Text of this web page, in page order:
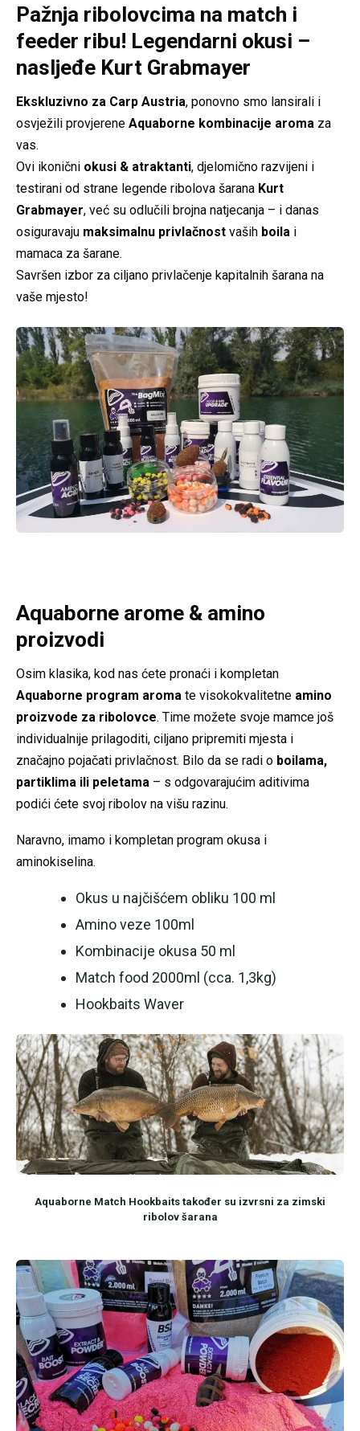
Pažnja ribolovcima na match i
feeder ribu! Legendarni okusi –
nasljeđe Kurt Grabmayer
Ekskluzivno za Carp Austria, ponovno smo lansirali i
osvježili provjerene Aquaborne kombinacije aroma za
vas.
Ovi ikonični okusi & atraktanti, djelomično razvijeni i
testirani od strane legende ribolova šarana Kurt
Grabmayer, već su odlučili brojna natjecanja – i danas
osiguravaju maksimalnu privlačnost vaših boila i
mamaca za šarane.
Savršen izbor za ciljano privlačenje kapitalnih šarana na
vaše mjesto!
Aquaborne arome & amino
proizvodi
Osim klasika, kod nas ćete pronaći i kompletan
Aquaborne program aroma te visokokvalitetne amino
proizvode za ribolovce. Time možete svoje mamce još
individualnije prilagoditi, ciljano pripremiti mjesta i
značajno pojačati privlačnost. Bilo da se radi o boilama,
partiklima ili peletama – s odgovarajućim aditivima
podići ćete svoj ribolov na višu razinu.
Naravno, imamo i kompletan program okusa i
aminokiselina.
Okus u najčišćem obliku 100 ml
Amino veze 100ml
Kombinacije okusa 50 ml
Match food 2000ml (cca. 1,3kg)
Hookbaits Waver
Aquaborne Match Hookbaits također su izvrsni za zimski
ribolov šarana